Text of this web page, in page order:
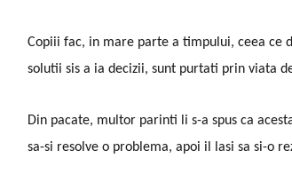
Copiii fac, in mare parte a timpului, ceea ce
solutii sis a ia decizii, sunt purtati prin viata
Din pacate, multor parinti li s-a spus ca
sa-si resolve o problema, apoi il lasi sa si-o